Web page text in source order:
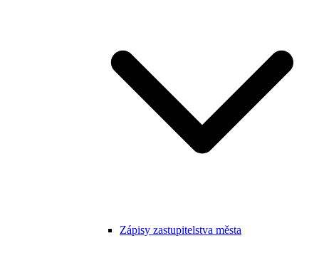
Zápisy zastupitelstva města